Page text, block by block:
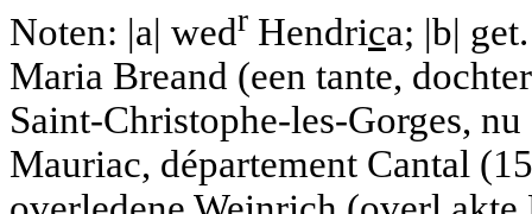
Noten: |a| wedr Hendrica; |b|
Maria Breand (een tante,
Saint-Christophe-les-Gorges,
Mauriac, département Cantal